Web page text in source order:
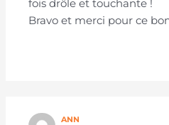
fois drôle et touchante !
Bravo et merci pour ce
ANN